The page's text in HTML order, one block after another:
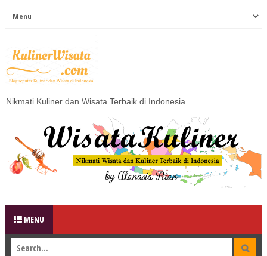
Nikmati Kuliner dan Wisata Terbaik di Indonesia
MENU